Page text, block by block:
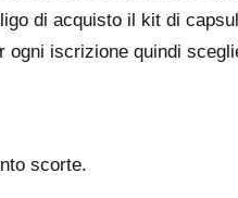
di acquisto il kit di
ogni iscrizione quindi
scorte.